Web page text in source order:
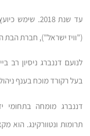
עד שנת 2018.
("וויז ישראל"), חברת הבת
לנועם דננברג ניסיון רב
בעל רקורד מוכח בענף
דננברג מומחה בתחומי
תרומות ונטוורקינג. הוא